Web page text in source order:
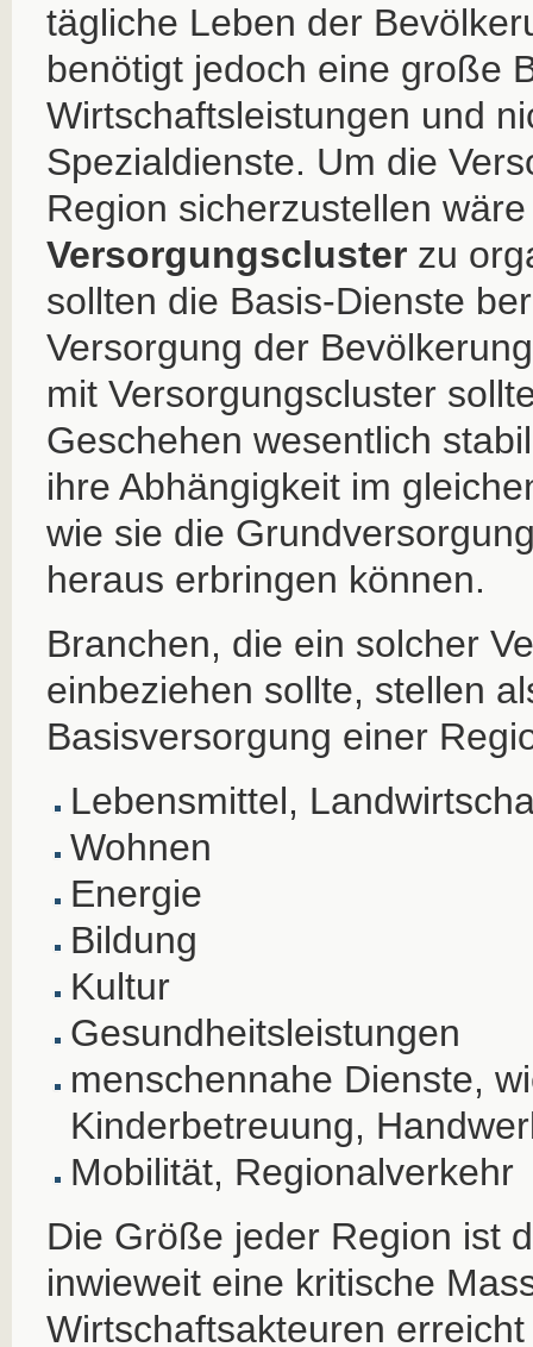
tägliche Leben der
benötigt jedoch eine große
Wirtschaftsleistungen und
Spezialdienste. Um die
Region sicherzustellen
Versorgungsclusterzu
sollten die Basis-Dienste
Versorgung der
mit Versorgungscluster
Geschehen wesentlich
ihre Abhängigkeit im
wie sie die
heraus erbringen können.
Branchen, die ein solcher
einbeziehen sollte, stellen
Basisversorgung einer
Lebensmittel,
Wohnen
Energie
Bildung
Kultur
Gesundheitsleistungen
menschennahe Dienste,
Kinderbetreuung,
Mobilität, Regionalverkehr
Die Größe jeder Region ist
inwieweit eine kritische
Wirtschaftsakteuren